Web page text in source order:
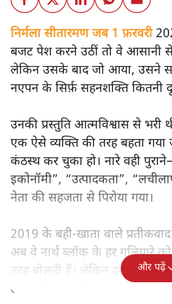
निर्मला सीतारमण जब 1 फ़रवरी
बजट पेश करने उठीं तो वे आसानी से
लेकिन उसके बाद जो आया, उसने
नएपन के सिर्फ़ सहनशक्ति कितनी
उनकी प्रस्तुति आत्मविश्वास से
एक ऐसे व्यक्ति की तरह बहता गया
कंठस्थ कर चुका हो। नारे वही
इकोनॉमी”, “उत्पादकता”,
नेता की सहजता से पिरोया गया।
2019 के बही‑खाता वाले
अब वे नार्थ ब्लॉक के हर गलियारे को
तरह बोलती हैं। लेकिन इस
उतनी ही अनुमानित और दोहराव भरी।
और पढ़ें